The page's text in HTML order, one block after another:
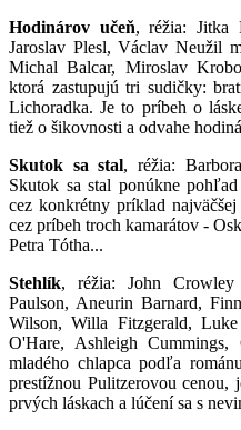
Hodinárov učeň, réžia: Jitka
Jaroslav Plesl, Václav Neužil
Michal Balcar, Miroslav
ktorá zastupujú tri sudičky:
Lichoradka. Je to príbeh o
tiež o šikovnosti a odvahe
Skutok sa stal, réžia:
Skutok sa stal ponúkne
cez konkrétny príklad
cez príbeh troch kamarátov -
Petra Tótha...
Stehlík, réžia: John Crowley
Paulson, Aneurin Barnard,
Wilson, Willa Fitzgerald,
O'Hare, Ashleigh Cummings,
mladého chlapca podľa
prestížnou Pulitzerovou cenou,
prvých láskach a lúčení sa s